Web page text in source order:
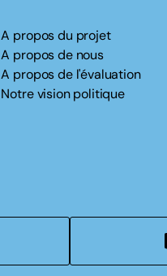
A propos du projet
A propos de nous
A propos de l'évaluation
Notre vision politique